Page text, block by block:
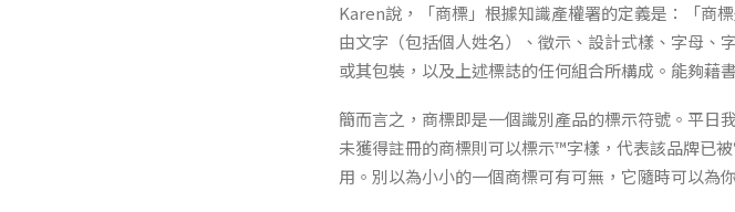
Karen說，「商標」根據知識產權署的定義是：「商
由文字（包括個人姓名）、徵示、設計式樣、字母、
或其包裝，以及上述標誌的任何組合所構成。能夠藉
簡而言之，商標即是一個識別產品的標示符號。平日
未獲得註冊的商標則可以標示™字樣，代表該品牌已
用。別以為小小的一個商標可有可無，它隨時可以為